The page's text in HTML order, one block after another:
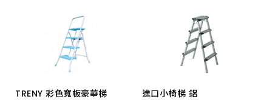
S2L-06 2.0 6尺
S2L-07 2.0 7尺
S2L-04 2.0 4尺
S2L-03 2.0 3尺
TRENY 彩色寬板豪華梯
進口小椅梯 鋁